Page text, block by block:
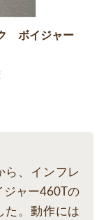
ボイジャー
ら、インフレ
ジャー460Tの
た。動作には